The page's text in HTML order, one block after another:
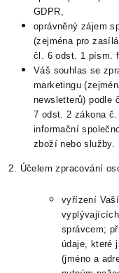
GDPR,
oprávněný zájem
(zejména pro
čl. 6 odst. 1 písm.
Váš souhlas se
marketingu
newsletterů) podle
7 odst. 2 zákona
informační
zboží nebo služby.
2. Účelem zpracování
vyřízení
správcem;
údaje, které
(jméno a